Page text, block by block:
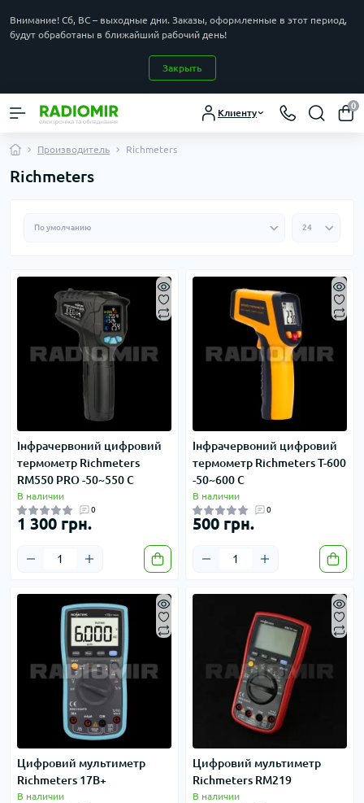
Внимание! Сб, ВС – выходные дни. Заказы, оформленные в этот период,
будут обработаны в ближайший рабочий день!
Закрыть
Клиенту
0
Производитель Richmeters
Richmeters
Інфрачервоний цифровий
термометр Richmeters
RM550 PRO -50~550 C
В наличии
0
1 300 грн.
Інфрачервоний цифровий
термометр Richmeters T-600
-50~600 C
В наличии
0
500 грн.
Цифровий мультиметр
Richmeters 17B+
В наличии
Цифровий мультиметр
Richmeters RM219
В наличии